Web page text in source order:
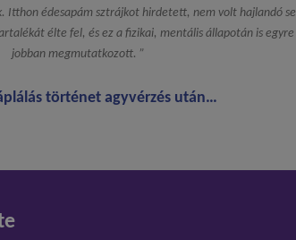
Itthon édesapám sztrájkot hirdetett, nem volt hajlandó se
élte fel, és ez a fizikai, mentális állapotán is egyre
jobban megmutatkozott. ”
történet agyvérzés után…